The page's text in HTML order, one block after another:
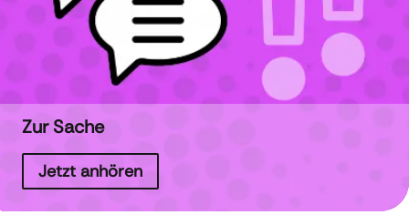
Zur Sache
Jetzt anhören